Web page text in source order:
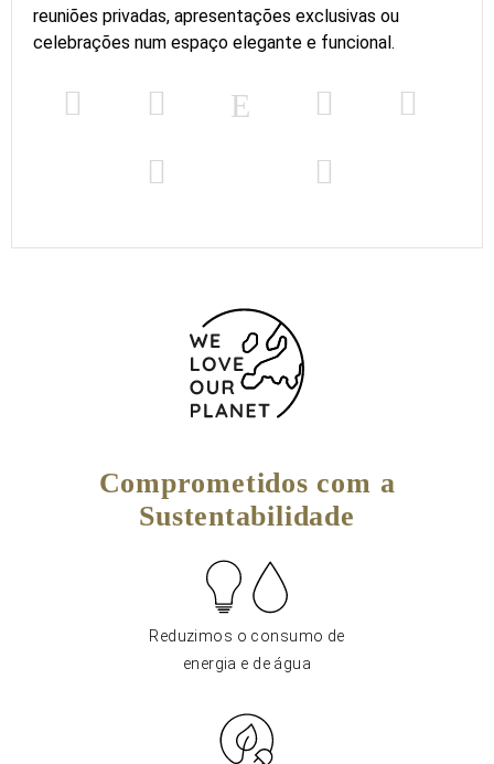
reuniões privadas, apresentações exclusivas ou
celebrações num espaço elegante e funcional.
Comprometidos com a
Sustentabilidade
Reduzimos o consumo de
energia e de água